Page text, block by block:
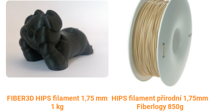
FIBER3D HIPS filament 1,75 mm
1 kg
HIPS filament přírodní 1,75mm
Fiberlogy 850g